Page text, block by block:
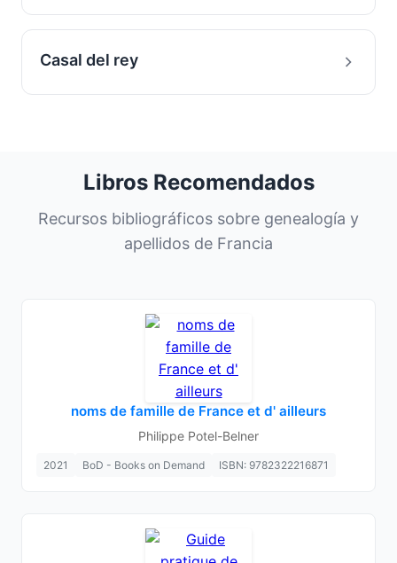
Casal del rey
Libros Recomendados
Recursos bibliográficos sobre genealogía y
apellidos de Francia
noms de famille de France et d' ailleurs
Philippe Potel-Belner
2021 BoD - Books on Demand ISBN: 9782322216871